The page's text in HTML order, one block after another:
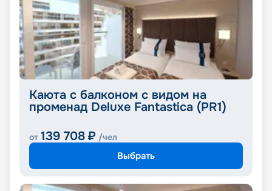
Каюта с балконом с видом на
променад Deluxe Fantastica (PR1)
от 139 708 ₽ /чел
Выбрать